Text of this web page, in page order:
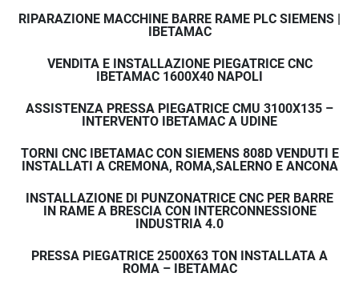
RIPARAZIONE MACCHINE BARRE RAME PLC SIEMENS |
IBETAMAC
VENDITA E INSTALLAZIONE PIEGATRICE CNC
IBETAMAC 1600X40 NAPOLI
ASSISTENZA PRESSA PIEGATRICE CMU 3100X135 –
INTERVENTO IBETAMAC A UDINE
TORNI CNC IBETAMAC CON SIEMENS 808D VENDUTI E
INSTALLATI A CREMONA, ROMA,SALERNO E ANCONA
INSTALLAZIONE DI PUNZONATRICE CNC PER BARRE
IN RAME A BRESCIA CON INTERCONNESSIONE
INDUSTRIA 4.0
PRESSA PIEGATRICE 2500X63 TON INSTALLATA A
ROMA – IBETAMAC